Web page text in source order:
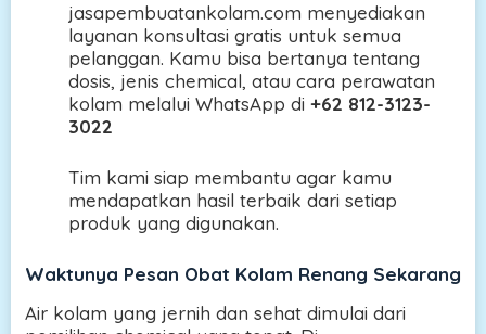
jasapembuatankolam.com menyediakan
layanan konsultasi gratis untuk semua
pelanggan. Kamu bisa bertanya tentang
dosis, jenis chemical, atau cara perawatan
kolam melalui WhatsApp di +62 812-3123-
3022
Tim kami siap membantu agar kamu
mendapatkan hasil terbaik dari setiap
produk yang digunakan.
Waktunya Pesan Obat Kolam Renang Sekarang
Air kolam yang jernih dan sehat dimulai dari